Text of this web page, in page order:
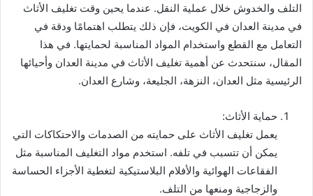
التلف والخدوش خلال عملية النقل. عندما يحين وقت تغليف الأثاث
في مدينة العدان في الكويت، فإن ذلك يتطلب اهتمامًا ودقة في
التعامل مع القطع واستخدام المواد المناسبة لحمايتها. في هذا
المقال، سنتحدث عن أهمية تغليف الأثاث في مدينة العدان وأحيائها
الرئيسية مثل العدان، النزهة، الجليعة، وشارع العدان.
حماية الأثاث:
يعمل تغليف الأثاث على حمايته من الصدمات والاحتكاكات التي
يمكن أن تتسبب في تلفه. استخدم مواد التغليف المناسبة مثل
الفقاعات الهوائية والأفلام البلاستيكية لتغطية الأجزاء الحساسة
والزجاجية ومنعها من التلف.